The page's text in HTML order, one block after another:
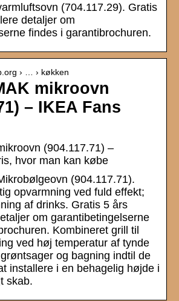
(704.117.29). Gratis
detaljer om
findes i garantibrochuren.
› … › køkken
mikroovn
– IKEA Fans
(904.117.71) –
hvor man kan købe
(904.117.71).
opvarmning ved fuld effekt;
af drinks. Gratis 5 års
om garantibetingelserne
Kombineret grill til
ved høj temperatur af tynde
og bagning indtil de
installere i en behagelig højde i
skab.